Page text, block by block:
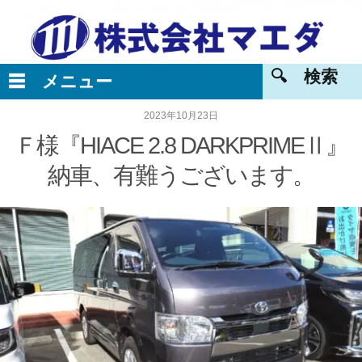
2023年10月23日
Ｆ様『HIACE 2.8 DARKPRIMEⅡ』
納車、有難うございます。